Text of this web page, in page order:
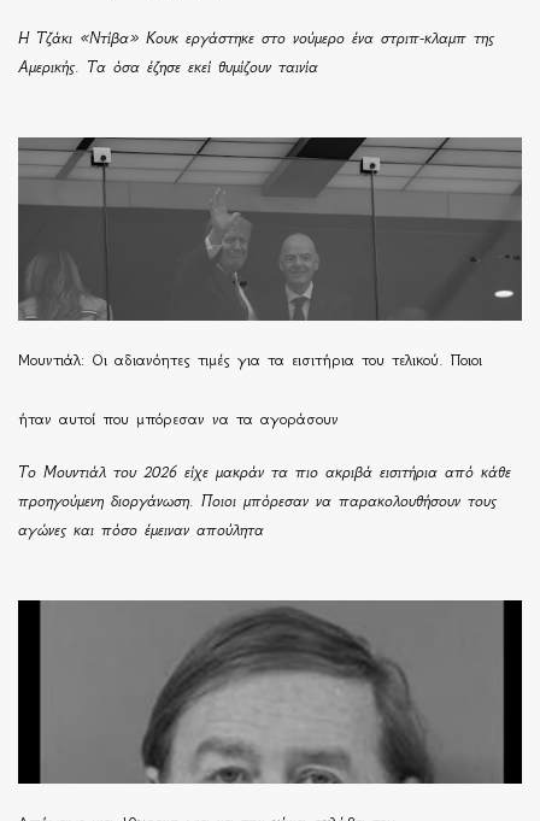
Η Τζάκι «Ντίβα» Κουκ εργάστηκε στο νούμερο ένα στριπ-κλαμπ της
Αμερικής. Τα όσα έζησε εκεί θυμίζουν ταινία
Μουντιάλ: Οι αδιανόητες τιμές για τα εισιτήρια του τελικού. Ποιοι
ήταν αυτοί που μπόρεσαν να τα αγοράσουν
Το Μουντιάλ του 2026 είχε μακράν τα πιο ακριβά εισιτήρια από κάθε
προηγούμενη διοργάνωση. Ποιοι μπόρεσαν να παρακολουθήσουν τους
αγώνες και πόσο έμειναν απούλητα